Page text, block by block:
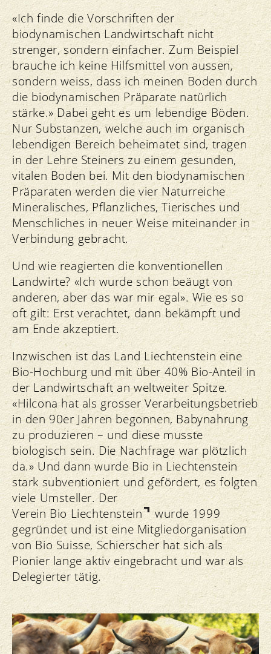
«Ich finde die Vorschriften der
biodynamischen Landwirtschaft nicht
strenger, sondern einfacher. Zum Beispiel
brauche ich keine Hilfsmittel von aussen,
sondern weiss, dass ich meinen Boden durch
die biodynamischen Präparate natürlich
stärke.» Dabei geht es um lebendige Böden.
Nur Substanzen, welche auch im organisch
lebendigen Bereich beheimatet sind, tragen
in der Lehre Steiners zu einem gesunden,
vitalen Boden bei. Mit den biodynamischen
Präparaten werden die vier Naturreiche
Mineralisches, Pflanzliches, Tierisches und
Menschliches in neuer Weise miteinander in
Verbindung gebracht.
Und wie reagierten die konventionellen
Landwirte? «Ich wurde schon beäugt von
anderen, aber das war mir egal». Wie es so
oft gilt: Erst verachtet, dann bekämpft und
am Ende akzeptiert.
Inzwischen ist das Land Liechtenstein eine
Bio-Hochburg und mit über 40% Bio-Anteil in
der Landwirtschaft an weltweiter Spitze.
«Hilcona hat als grosser Verarbeitungsbetrieb
in den 90er Jahren begonnen, Babynahrung
zu produzieren – und diese musste
biologisch sein. Die Nachfrage war plötzlich
da.» Und dann wurde Bio in Liechtenstein
stark subventioniert und gefördert, es folgten
viele Umsteller. Der
Verein Bio Liechtenstein
wurde 1999
gegründet und ist eine Mitgliedorganisation
von Bio Suisse, Schierscher hat sich als
Pionier lange aktiv eingebracht und war als
Delegierter tätig.